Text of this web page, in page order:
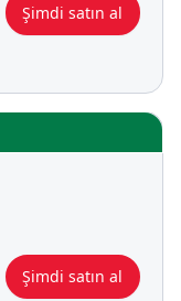
Şimdi satın al
Şimdi satın al